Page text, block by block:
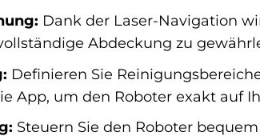
Dank der Laser-Navigation
Abdeckung zu
Definieren Sie
App, um den Roboter exakt auf
Steuern Sie den Roboter